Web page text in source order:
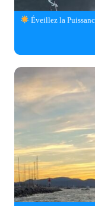
Éveillez la